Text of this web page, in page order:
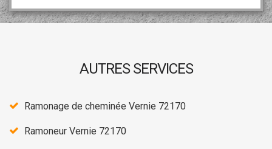
AUTRES SERVICES
Ramonage de cheminée Vernie 72170
Ramoneur Vernie 72170